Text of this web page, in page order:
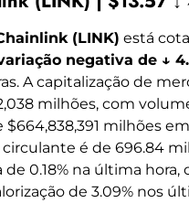
(LINK) está
negativa de ↓
A capitalização de
milhões, com
$664,838,391 milhões
circulante é de 696.84
de 0.18% na última hora,
de 3.09% nos